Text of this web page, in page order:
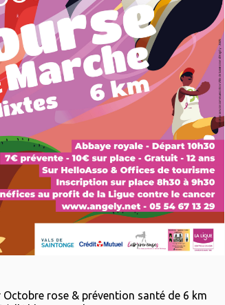
rose & prévention santé de 6 km